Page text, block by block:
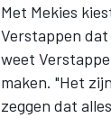
Met Mekies
Verstappen
weet
maken. "Het
zeggen dat